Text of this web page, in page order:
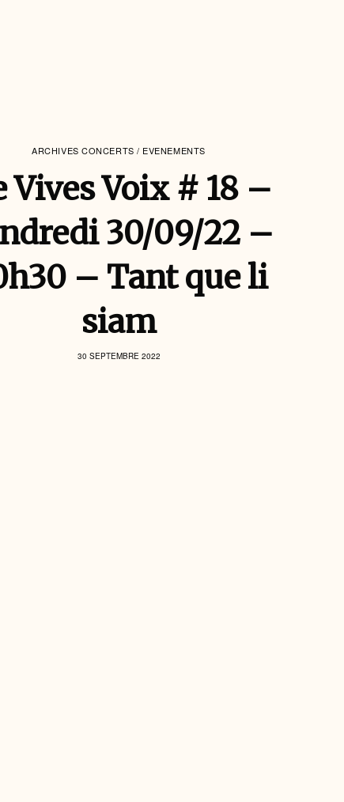
ARCHIVES CONCERTS / EVENEMENTS
Vives Voix # 18 –
30/09/22 –
– Tant que li
siam
30 SEPTEMBRE 2022